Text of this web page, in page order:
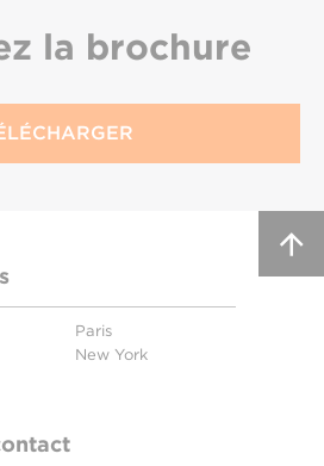
la brochure
Paris
New York